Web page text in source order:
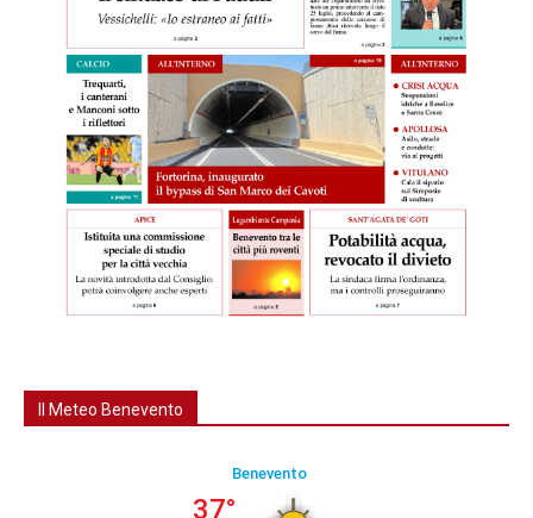
Il Meteo Benevento